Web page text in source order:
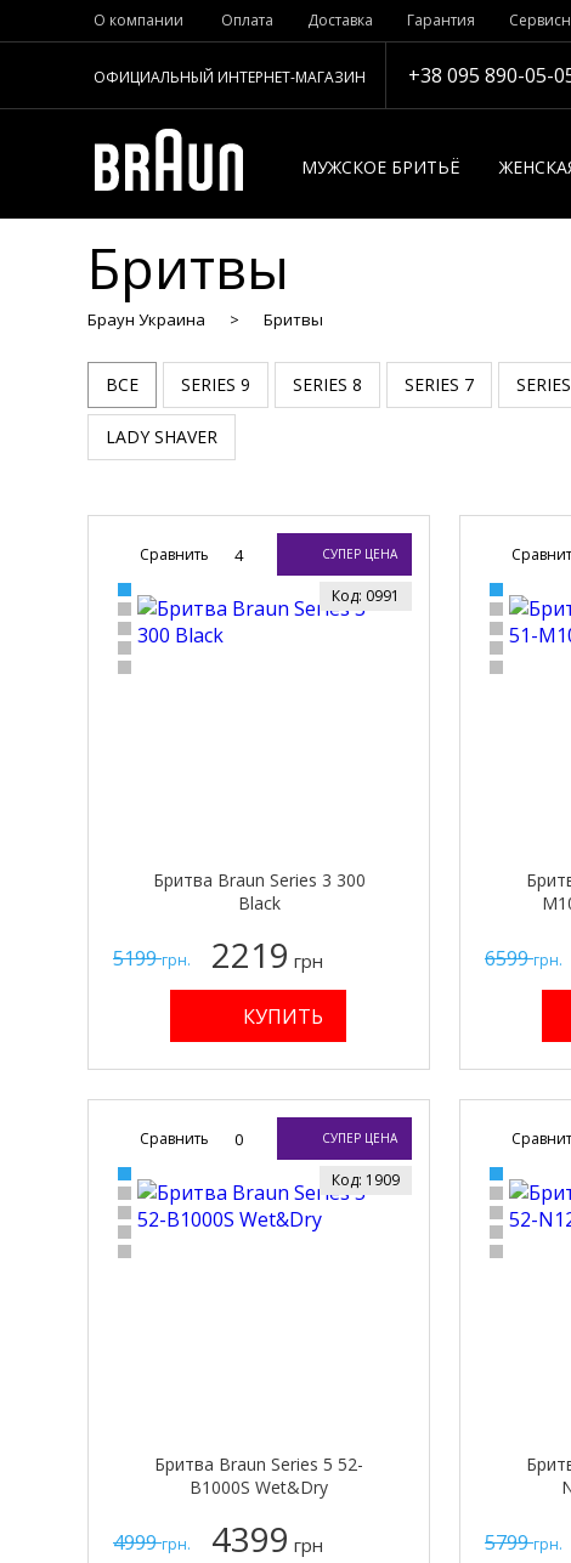
О компании Оплата Доставка Гарантия
ОФИЦИАЛЬНЫЙ ИНТЕРНЕТ-МАГАЗИН +38 095 890-05-
МУЖСКОЕ БРИТЬЁ
Бритвы
Браун Украина Бритвы
ВСЕ SERIES 9 SERIES 8 SERIES 7
LADY SHAVER
4 СУПЕР ЦЕНА
Сравнить
5199грн.
Бритва Braun Series 3 300
Black
Код: 0991
2219 грн 6599грн.
0 СУПЕР ЦЕНА
Сравнить
4999грн.
Бритва Braun Series 5 52-
B1000S Wet&Dry
Код: 1909
4399 грн 5799грн.